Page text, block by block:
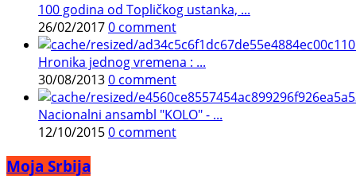
100 godina od Topličkog ustanka, ...
26/02/20170 comment
Hronika jednog vremena : ...
30/08/20130 comment
Nacionalni ansambl "KOLO" - ...
12/10/20150 comment
Moja Srbija